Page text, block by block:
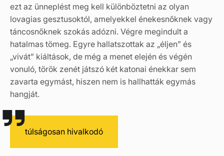
ezt az ünneplést meg kell különböztetni az olyan
lovagias gesztusoktól, amelyekkel énekesnőknek vagy
táncosnőknek szokás adózni. Végre megindult a
hatalmas tömeg. Egyre hallatszottak az „éljen” és
„vivát” kiáltások, de még a menet elején és végén
vonuló, török zenét játszó két katonai énekkar sem
zavarta egymást, hiszen nem is hallhatták egymás
hangját.
túlságosan hivalkodó